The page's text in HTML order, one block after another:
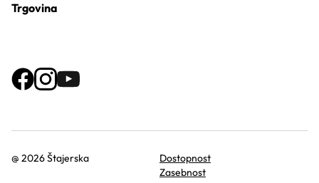
Trgovina
@ 2026 Štajerska
Dostopnost
Zasebnost